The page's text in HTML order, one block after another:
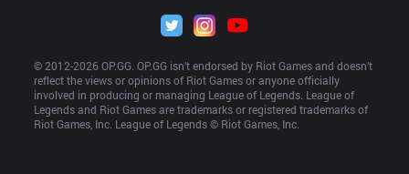
© 2012-2026 OP.GG. OP.GG isn’t endorsed by Riot Games and doesn’t
reflect the views or opinions of Riot Games or anyone officially
involved in producing or managing League of Legends. League of
Legends and Riot Games are trademarks or registered trademarks of
Riot Games, Inc. League of Legends © Riot Games, Inc.